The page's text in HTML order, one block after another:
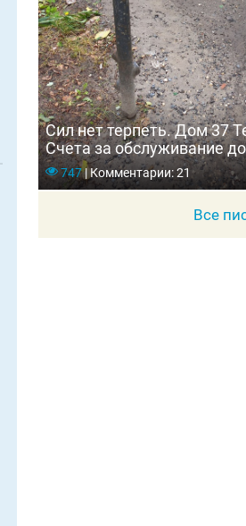
Сил нет терпеть. Дом 37
Счета за обслуживание
Писать президенту?
747|Комментарии: 21
Все